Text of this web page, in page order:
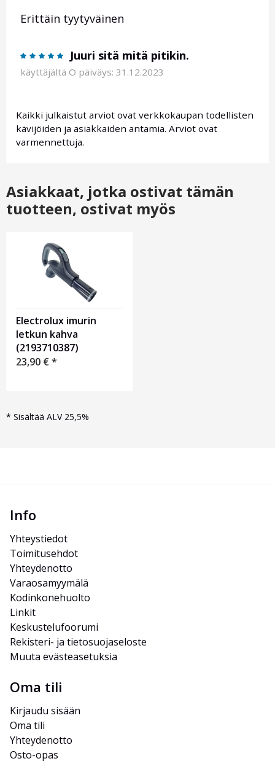
Erittäin tyytyväinen
Juuri sitä mitä pitikin.
käyttäjältä O päiväys: 31.12.2023
Kaikki julkaistut arviot ovat verkkokaupan todellisten
kävijöiden ja asiakkaiden antamia. Arviot ovat
varmennettuja.
Asiakkaat, jotka ostivat tämän
tuotteen, ostivat myös
Electrolux imurin
letkun kahva
(2193710387)
23,90 €*
* Sisältää ALV 25,5%
Info
Yhteystiedot
Toimitusehdot
Yhteydenotto
Varaosamyymälä
Kodinkonehuolto
Linkit
Keskustelufoorumi
Rekisteri- ja tietosuojaseloste
Muuta evästeasetuksia
Oma tili
Kirjaudu sisään
Oma tili
Yhteydenotto
Osto-opas